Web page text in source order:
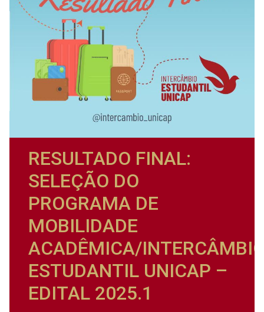
RESULTADO FINAL:
SELEÇÃO DO
PROGRAMA DE
MOBILIDADE
ACADÊMICA/
ESTUDANTIL UNICAP –
EDITAL 2025.1